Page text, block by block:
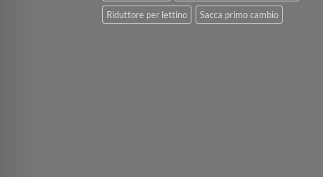
Riduttore per lettino
Sacca primo cambio